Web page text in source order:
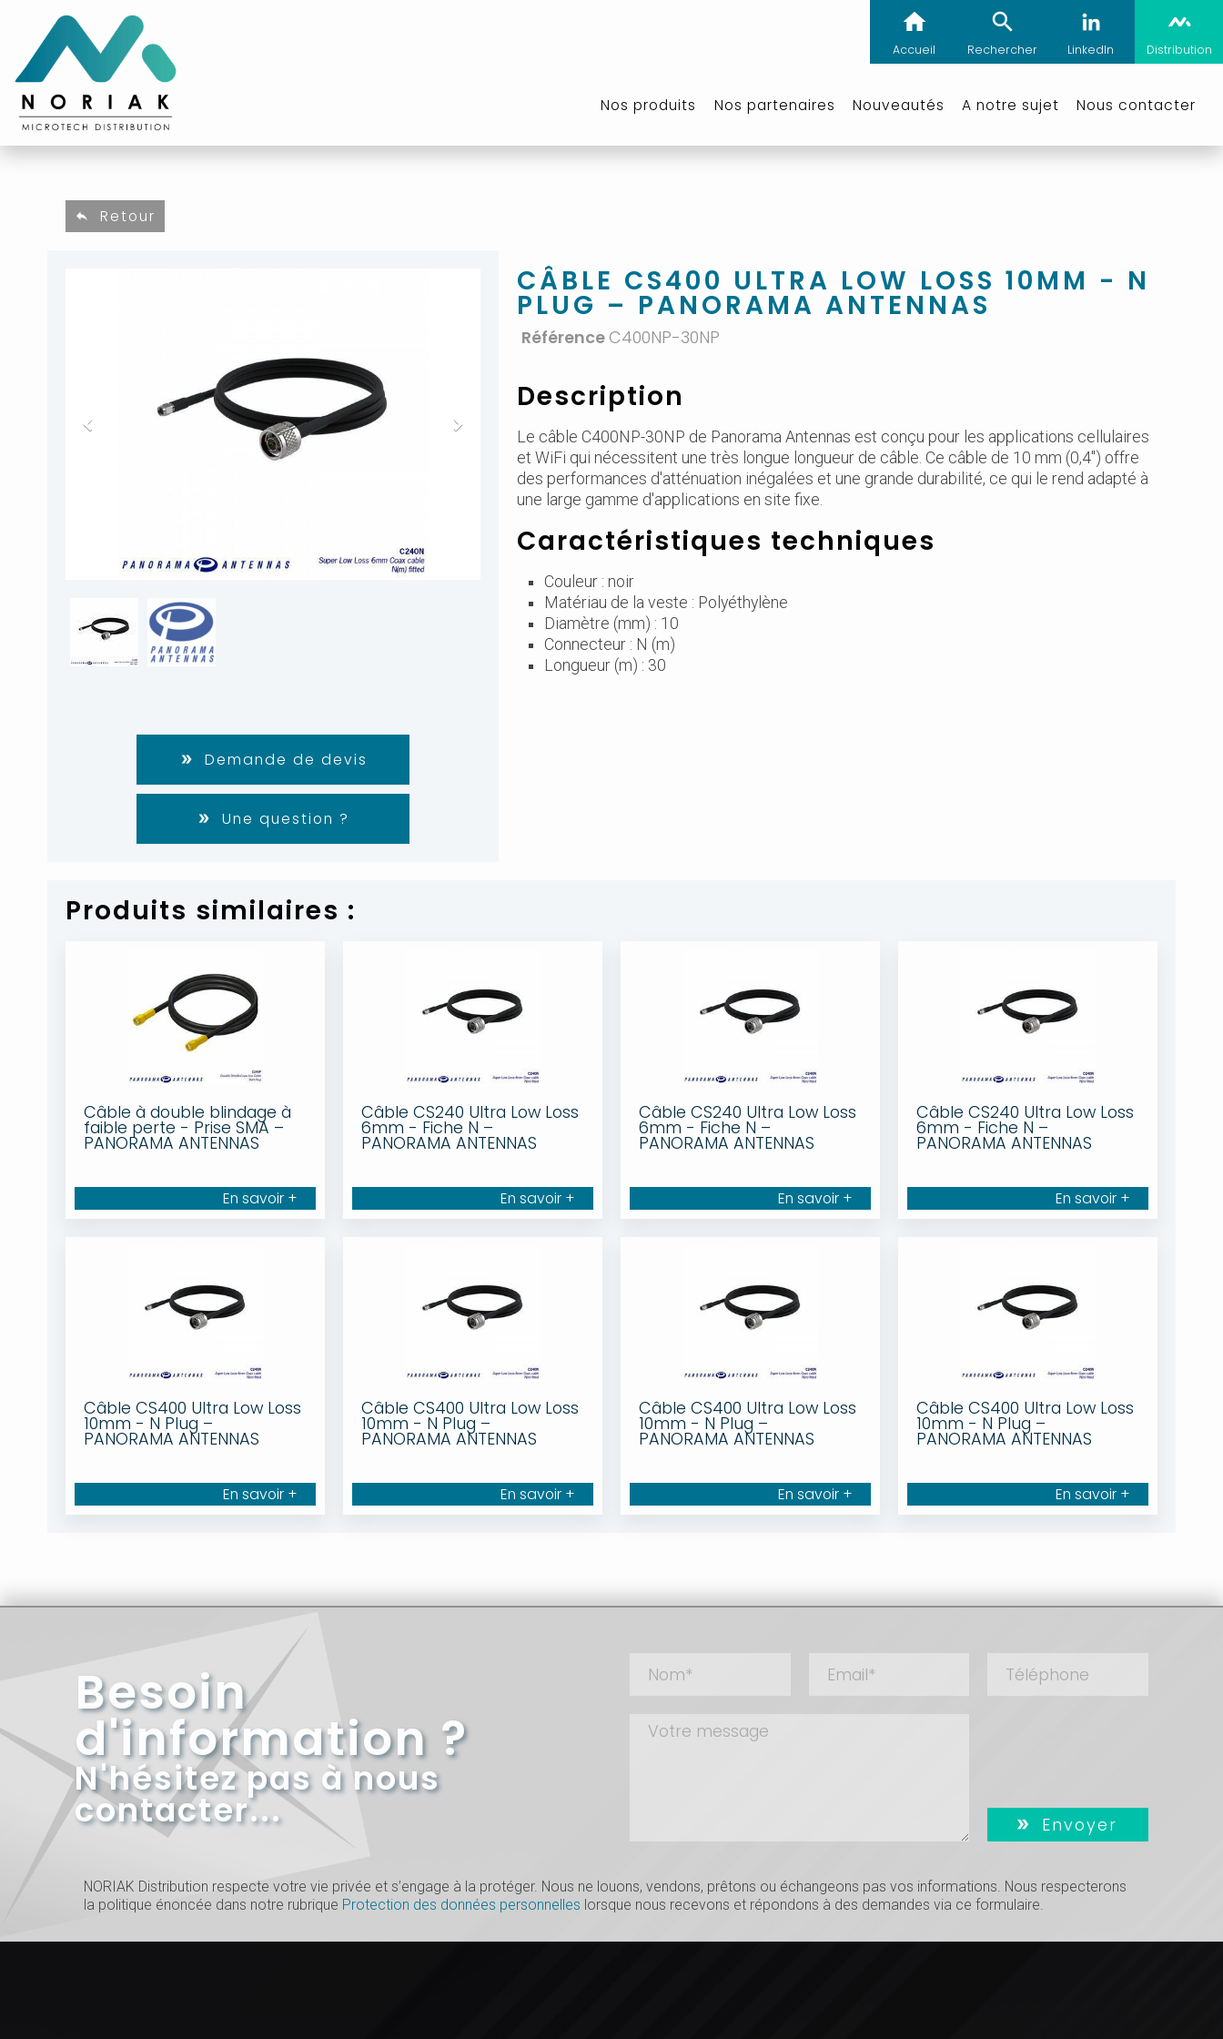
Accueil Rechercher LinkedIn Distribution
Nos produits Nos partenaires Nouveautés A notre sujet Nous contacter
Retour
Demande de devis
Une question ?
CÂBLE CS400 ULTRA LOW LOSS 10MM - N
PLUG – PANORAMA ANTENNAS
Référence C400NP-30NP
Description
Le câble C400NP-30NP de Panorama Antennas est conçu pour les applications cellulaires
et WiFi qui nécessitent une très longue longueur de câble. Ce câble de 10 mm (0,4") offre
des performances d'atténuation inégalées et une grande durabilité, ce qui le rend adapté à
une large gamme d'applications en site fixe.
Caractéristiques techniques
Couleur : noir
Matériau de la veste : Polyéthylène
Diamètre (mm) : 10
Connecteur : N (m)
Longueur (m) : 30
Produits similaires :
Câble à double blindage à
faible perte - Prise SMA –
PANORAMA ANTENNAS
En savoir +
Câble CS240 Ultra Low Loss
6mm - Fiche N –
PANORAMA ANTENNAS
En savoir +
Câble CS240 Ultra Low Loss
6mm - Fiche N –
PANORAMA ANTENNAS
En savoir +
Câble CS240 Ultra Low Loss
6mm - Fiche N –
PANORAMA ANTENNAS
En savoir +
Câble CS400 Ultra Low Loss
10mm - N Plug –
PANORAMA ANTENNAS
En savoir +
Câble CS400 Ultra Low Loss
10mm - N Plug –
PANORAMA ANTENNAS
En savoir +
Câble CS400 Ultra Low Loss
10mm - N Plug –
PANORAMA ANTENNAS
En savoir +
Câble CS400 Ultra Low Loss
10mm - N Plug –
PANORAMA ANTENNAS
En savoir +
Besoin
d'information ?
N'hésitez pas à nous
contacter... Envoyer
NORIAK Distribution respecte votre vie privée et s’engage à la protéger. Nous ne louons, vendons, prêtons ou échangeons pas vos informations. Nous respecterons
la politique énoncée dans notre rubrique Protection des données personnelles lorsque nous recevons et répondons à des demandes via ce formulaire.